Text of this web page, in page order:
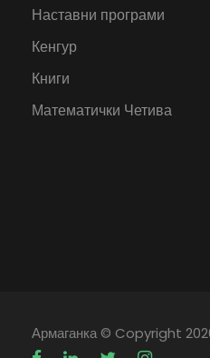
Наставни програми
Кенгур
Книги
Математички Четива
Армаганка© Copyright